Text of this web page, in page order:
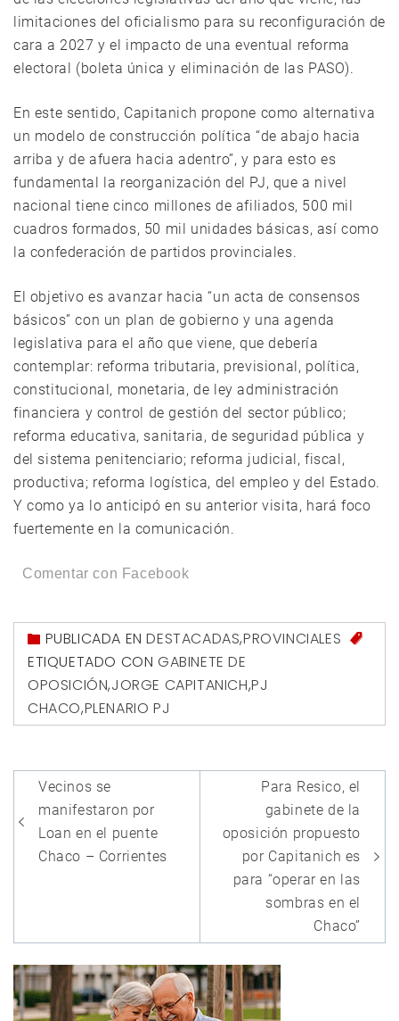
limitaciones del oficialismo para su reconfiguración de
cara a 2027 y el impacto de una eventual reforma
electoral (boleta única y eliminación de las PASO).
En este sentido, Capitanich propone como alternativa
un modelo de construcción política “de abajo hacia
arriba y de afuera hacia adentro”, y para esto es
fundamental la reorganización del PJ, que a nivel
nacional tiene cinco millones de afiliados, 500 mil
cuadros formados, 50 mil unidades básicas, así como
la confederación de partidos provinciales.
El objetivo es avanzar hacia “un acta de consensos
básicos” con un plan de gobierno y una agenda
legislativa para el año que viene, que debería
contemplar: reforma tributaria, previsional, política,
constitucional, monetaria, de ley administración
financiera y control de gestión del sector público;
reforma educativa, sanitaria, de seguridad pública y
del sistema penitenciario; reforma judicial, fiscal,
productiva; reforma logística, del empleo y del Estado.
Y como ya lo anticipó en su anterior visita, hará foco
fuertemente en la comunicación.
Comentar con Facebook
PUBLICADA ENDESTACADAS,PROVINCIALES
ETIQUETADO CON GABINETE DE
OPOSICIÓN,JORGE CAPITANICH,PJ
CHACO,PLENARIO PJ
Navegación
de
entradas
Vecinos se
manifestaron por
Loan en el puente
Chaco – Corrientes
Para Resico, el
gabinete de la
oposición propuesto
por Capitanich es
para “operar en las
sombras en el
Chaco”